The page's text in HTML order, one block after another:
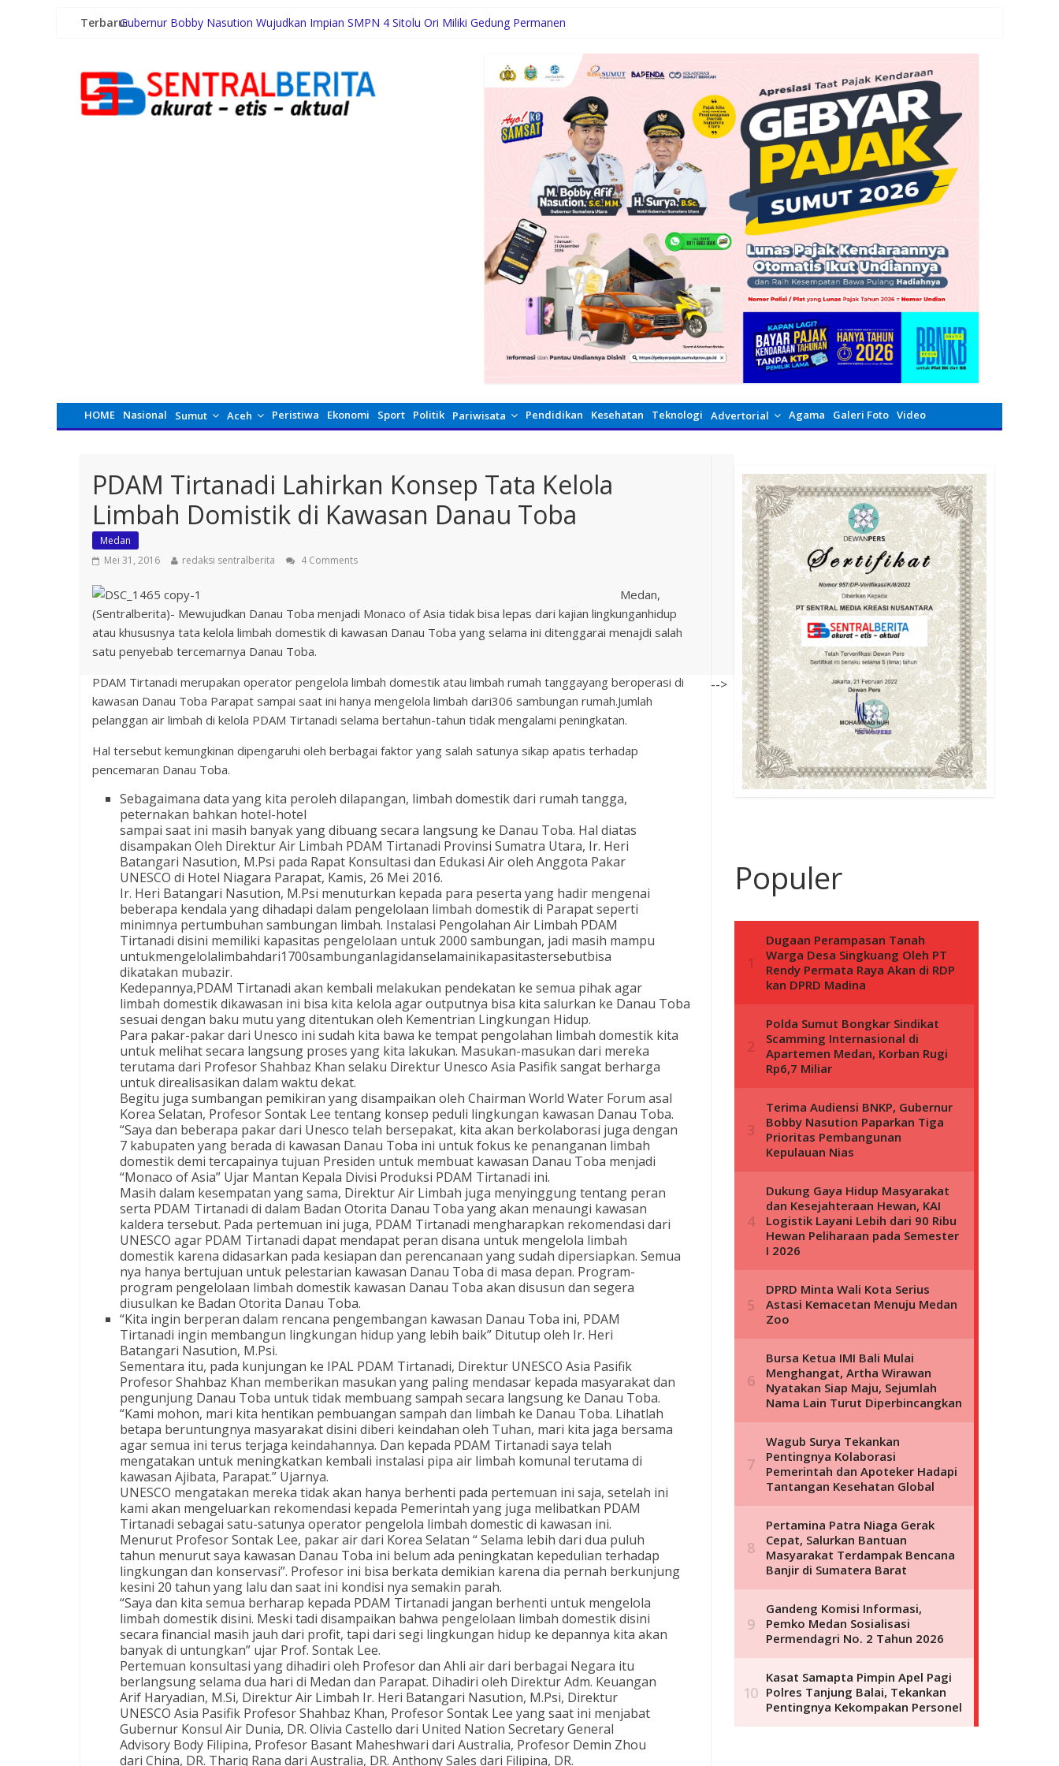
Terbaru:Gubernur Bobby Nasution Wujudkan Impian SMPN 4 Sitolu Ori Miliki Gedung Permanen
Sutarto Minta Banteng Sumut Merah FC Harumkan Nama Sumut di Ajang Soekarno Cup 2026
Persiapan HUT RI ke-81, Anggota Paskibra Kecamatan Idi Tunong Mulai Gelar Latihan Intensif
Satres PPAPPO Polres Karo Ringkus Pemuda
HOME Nasional Sumut Aceh Peristiwa Ekonomi Sport Politik Pariwisata Pendidikan Kesehatan Teknologi Advertorial Agama Galeri Foto Video
PDAM Tirtanadi Lahirkan Konsep Tata Kelola
Limbah Domistik di Kawasan Danau Toba
Medan
Mei 31, 2016
redaksi sentralberita 4 Comments
Medan,
(Sentralberita)- Mewujudkan Danau Toba menjadi Monaco of Asia tidak bisa lepas dari kajian lingkunganhidup
atau khususnya tata kelola limbah domestik di kawasan Danau Toba yang selama ini ditenggarai menajdi salah
satu penyebab tercemarnya Danau Toba.
PDAM Tirtanadi merupakan operator pengelola limbah domestik atau limbah rumah tanggayang beroperasi di
kawasan Danau Toba Parapat sampai saat ini hanya mengelola limbah dari306 sambungan rumah.Jumlah
pelanggan air limbah di kelola PDAM Tirtanadi selama bertahun-tahun tidak mengalami peningkatan.
Hal tersebut kemungkinan dipengaruhi oleh berbagai faktor yang salah satunya sikap apatis terhadap
pencemaran Danau Toba.
Sebagaimana data yang kita peroleh dilapangan, limbah domestik dari rumah tangga,
peternakan bahkan hotel-hotel
sampai saat ini masih banyak yang dibuang secara langsung ke Danau Toba. Hal diatas
disampakan Oleh Direktur Air Limbah PDAM Tirtanadi Provinsi Sumatra Utara, Ir. Heri
Batangari Nasution, M.Psi pada Rapat Konsultasi dan Edukasi Air oleh Anggota Pakar
UNESCO di Hotel Niagara Parapat, Kamis, 26 Mei 2016.
Ir. Heri Batangari Nasution, M.Psi menuturkan kepada para peserta yang hadir mengenai
beberapa kendala yang dihadapi dalam pengelolaan limbah domestik di Parapat seperti
minimnya pertumbuhan sambungan limbah. Instalasi Pengolahan Air Limbah PDAM
Tirtanadi disini memiliki kapasitas pengelolaan untuk 2000 sambungan, jadi masih mampu
untukmengelolalimbahdari1700sambunganlagidanselamainikapasitastersebutbisa
dikatakan mubazir.
Kedepannya,PDAM Tirtanadi akan kembali melakukan pendekatan ke semua pihak agar
limbah domestik dikawasan ini bisa kita kelola agar outputnya bisa kita salurkan ke Danau Toba
sesuai dengan baku mutu yang ditentukan oleh Kementrian Lingkungan Hidup.
Para pakar-pakar dari Unesco ini sudah kita bawa ke tempat pengolahan limbah domestik kita
untuk melihat secara langsung proses yang kita lakukan. Masukan-masukan dari mereka
terutama dari Profesor Shahbaz Khan selaku Direktur Unesco Asia Pasifik sangat berharga
untuk direalisasikan dalam waktu dekat.
Begitu juga sumbangan pemikiran yang disampaikan oleh Chairman World Water Forum asal
Korea Selatan, Profesor Sontak Lee tentang konsep peduli lingkungan kawasan Danau Toba.
“Saya dan beberapa pakar dari Unesco telah bersepakat, kita akan berkolaborasi juga dengan
7 kabupaten yang berada di kawasan Danau Toba ini untuk fokus ke penanganan limbah
domestik demi tercapainya tujuan Presiden untuk membuat kawasan Danau Toba menjadi
“Monaco of Asia” Ujar Mantan Kepala Divisi Produksi PDAM Tirtanadi ini.
Masih dalam kesempatan yang sama, Direktur Air Limbah juga menyinggung tentang peran
serta PDAM Tirtanadi di dalam Badan Otorita Danau Toba yang akan menaungi kawasan
kaldera tersebut. Pada pertemuan ini juga, PDAM Tirtanadi mengharapkan rekomendasi dari
UNESCO agar PDAM Tirtanadi dapat mendapat peran disana untuk mengelola limbah
domestik karena didasarkan pada kesiapan dan perencanaan yang sudah dipersiapkan. Semua
nya hanya bertujuan untuk pelestarian kawasan Danau Toba di masa depan. Program-
program pengelolaan limbah domestik kawasan Danau Toba akan disusun dan segera
diusulkan ke Badan Otorita Danau Toba.
“Kita ingin berperan dalam rencana pengembangan kawasan Danau Toba ini, PDAM
Tirtanadi ingin membangun lingkungan hidup yang lebih baik” Ditutup oleh Ir. Heri
Batangari Nasution, M.Psi.
Sementara itu, pada kunjungan ke IPAL PDAM Tirtanadi, Direktur UNESCO Asia Pasifik
Profesor Shahbaz Khan memberikan masukan yang paling mendasar kepada masyarakat dan
pengunjung Danau Toba untuk tidak membuang sampah secara langsung ke Danau Toba.
“Kami mohon, mari kita hentikan pembuangan sampah dan limbah ke Danau Toba. Lihatlah
betapa beruntungnya masyarakat disini diberi keindahan oleh Tuhan, mari kita jaga bersama
agar semua ini terus terjaga keindahannya. Dan kepada PDAM Tirtanadi saya telah
mengatakan untuk meningkatkan kembali instalasi pipa air limbah komunal terutama di
kawasan Ajibata, Parapat.” Ujarnya.
UNESCO mengatakan mereka tidak akan hanya berhenti pada pertemuan ini saja, setelah ini
kami akan mengeluarkan rekomendasi kepada Pemerintah yang juga melibatkan PDAM
Tirtanadi sebagai satu-satunya operator pengelola limbah domestic di kawasan ini.
Menurut Profesor Sontak Lee, pakar air dari Korea Selatan “ Selama lebih dari dua puluh
tahun menurut saya kawasan Danau Toba ini belum ada peningkatan kepedulian terhadap
lingkungan dan konservasi”. Profesor ini bisa berkata demikian karena dia pernah berkunjung
kesini 20 tahun yang lalu dan saat ini kondisi nya semakin parah.
“Saya dan kita semua berharap kepada PDAM Tirtanadi jangan berhenti untuk mengelola
limbah domestik disini. Meski tadi disampaikan bahwa pengelolaan limbah domestik disini
secara financial masih jauh dari profit, tapi dari segi lingkungan hidup ke depannya kita akan
banyak di untungkan” ujar Prof. Sontak Lee.
Pertemuan konsultasi yang dihadiri oleh Profesor dan Ahli air dari berbagai Negara itu
berlangsung selama dua hari di Medan dan Parapat. Dihadiri oleh Direktur Adm. Keuangan
Arif Haryadian, M.Si, Direktur Air Limbah Ir. Heri Batangari Nasution, M.Psi, Direktur
UNESCO Asia Pasifik Profesor Shahbaz Khan, Profesor Sontak Lee yang saat ini menjabat
Gubernur Konsul Air Dunia, DR. Olivia Castello dari United Nation Secretary General
Advisory Body Filipina, Profesor Basant Maheshwari dari Australia, Profesor Demin Zhou
dari China, DR. Thariq Rana dari Australia, DR. Anthony Sales dari Filipina, DR.
Populer
-->